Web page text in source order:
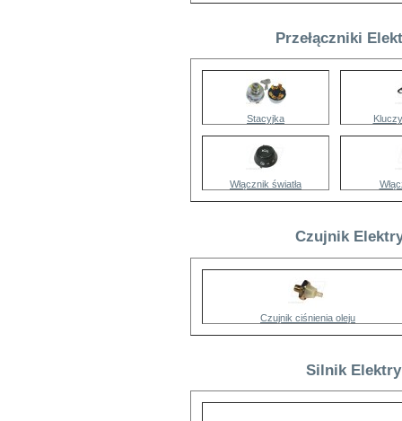
Przełączniki
Stacyjka
Włącznik światła
Czujnik
Czujnik ciśnienia oleju
Silnik